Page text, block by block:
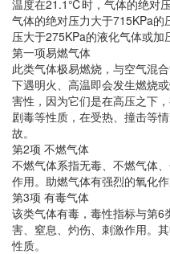
温度在21.1℃时，气体的绝对
气体的绝对压力大于715KPa
压大于275KPa的液化气体或加
第一项易燃气体
此类气体极易燃烧，与空气混
下遇明火、高温即会发生燃烧
害性，因为它们是在高压之下
剧毒等性质，在受热、撞击等
故。
第2项 不燃气体
不燃气体系指无毒、不燃气体
作用。助燃气体有强烈的氧化
第3项 有毒气体
该类气体有毒，毒性指标与第
害、窒息、灼伤、刺激作用。
性质。